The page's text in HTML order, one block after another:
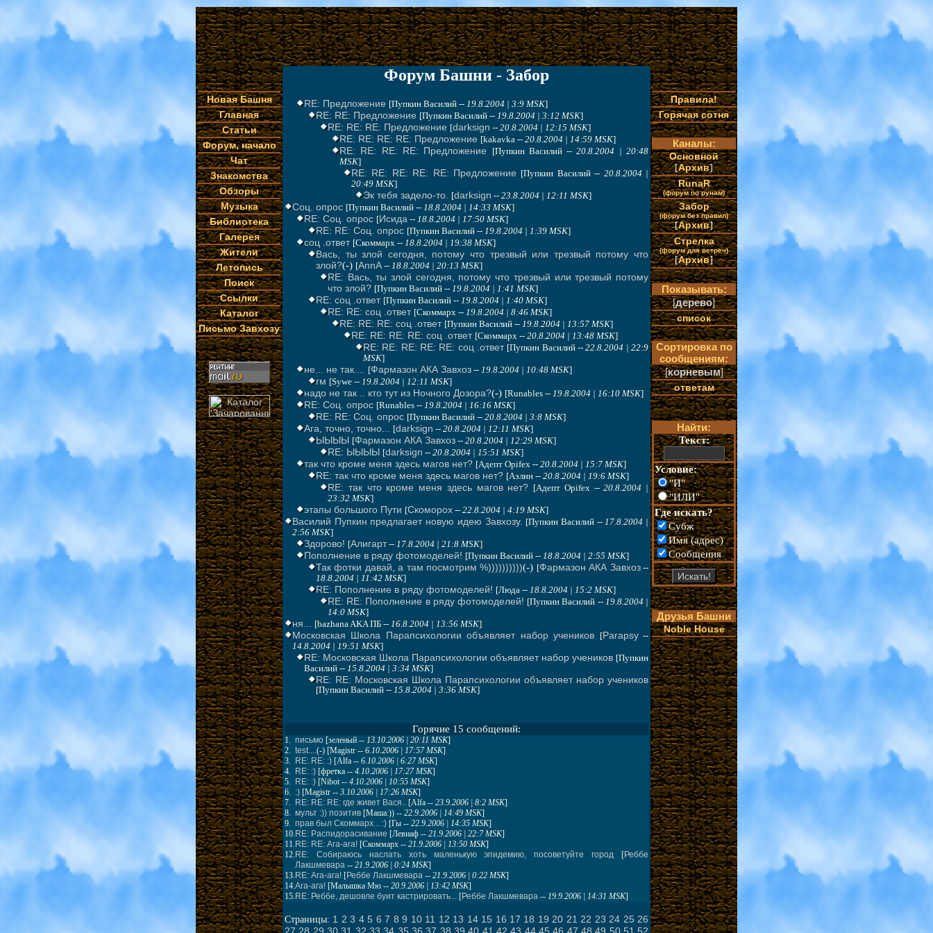
Новая Башня
Главная
Статьи
Форум, начало
Чат
Знакомства
Обзоры
Музыка
Библиотека
Галерея
Жители
Летопись
Поиск
Ссылки
Каталог
Письмо Завхозу
Форум Башни - Забор
RE: Предложение [Пупкин Василий -- 19.8.2004 | 3:9 MSK]
RE: RE: Предложение [Пупкин Василий -- 19.8.2004 | 3:12 MSK]
RE: RE: RE: Предложение [darksign -- 20.8.2004 | 12:15 MSK]
RE: RE: RE: RE: Предложение [kakavka -- 20.8.2004 | 14:59 MSK]
RE: RE: RE: RE: Предложение [Пупкин Василий --20.8.2004 | 20:48
MSK]
RE: RE: RE: RE: RE: Предложение [Пупкин Василий -- 20.8.2004 |
20:49 MSK]
Эк тебя задело-то. [darksign -- 23.8.2004 | 12:11 MSK]
Соц. опрос [Пупкин Василий -- 18.8.2004 | 14:33 MSK]
RE: Соц. опрос [Исида -- 18.8.2004 | 17:50 MSK]
RE: RE: Соц. опрос [Пупкин Василий -- 19.8.2004 | 1:39 MSK]
соц .ответ [Скоммарх -- 18.8.2004 | 19:38 MSK]
Вась, ты злой сегодня, потому что трезвый или трезвый потому что
злой?(-) [AnnA-- 18.8.2004 | 20:13 MSK]
RE: Вась, ты злой сегодня, потому что трезвый или трезвый потому
что злой? [Пупкин Василий -- 19.8.2004 | 1:41 MSK]
RE: соц .ответ [Пупкин Василий -- 19.8.2004 | 1:40 MSK]
RE: RE: соц .ответ [Скоммарх -- 19.8.2004 | 8:46 MSK]
RE: RE: RE: соц .ответ [Пупкин Василий -- 19.8.2004 | 13:57 MSK]
RE: RE: RE: RE: соц .ответ [Скоммарх -- 20.8.2004 | 13:48 MSK]
RE: RE: RE: RE: RE: соц .ответ [Пупкин Василий --22.8.2004 | 22:9
MSK]
не... не так.... [Фармазон АКА Завхоз -- 19.8.2004 | 10:48 MSK]
гм [Sywe -- 19.8.2004 | 12:11 MSK]
надо не так .. кто тут из Ночного Дозора?(-) [Runables -- 19.8.2004 | 16:10 MSK]
RE: Соц. опрос [Runables -- 19.8.2004 | 16:16 MSK]
RE: RE: Соц. опрос [Пупкин Василий -- 20.8.2004 | 3:8 MSK]
Ага, точно, точно... [darksign -- 20.8.2004 | 12:11 MSK]
ЫЫЫЫ [Фармазон АКА Завхоз -- 20.8.2004 | 12:29 MSK]
RE: ЫЫЫЫ [darksign -- 20.8.2004 | 15:51 MSK]
так что кроме меня здесь магов нет? [Адепт Opifex -- 20.8.2004 | 15:7 MSK]
RE: так что кроме меня здесь магов нет? [Аэлин -- 20.8.2004 | 19:6 MSK]
RE: так что кроме меня здесь магов нет? [Адепт Opifex --20.8.2004 |
23:32 MSK]
этапы большого Пути [Скоморох -- 22.8.2004 | 4:19 MSK]
Василий Пупкин предлагает новую идею Завхозу. [Пупкин Василий --17.8.2004 |
2:56 MSK]
Здорово! [Алигарт-- 17.8.2004 | 21:8 MSK]
Пополнение в ряду фотомоделей! [Пупкин Василий -- 18.8.2004 | 2:55 MSK]
Так фотки давай, а там посмотрим %))))))))))(-) [Фармазон АКА Завхоз--
18.8.2004 | 11:42 MSK]
RE: Пополнение в ряду фотомоделей! [Люда -- 18.8.2004 | 15:2 MSK]
RE: RE: Пополнение в ряду фотомоделей! [Пупкин Василий -- 19.8.2004 |
14:0 MSK]
ня... [bazhana AKA ПБ -- 16.8.2004 | 13:56 MSK]
Московская Школа Парапсихологии объявляет набор учеников [Parapsy--
14.8.2004 | 19:51 MSK]
RE: Московская Школа Парапсихологии объявляет набор учеников [Пупкин
Василий -- 15.8.2004 | 3:34 MSK]
RE: RE: Московская Школа Парапсихологии объявляет набор учеников
[Пупкин Василий -- 15.8.2004 | 3:36 MSK]
Правила!
Горячая сотня
Каналы:
Основной
[Архив]
RunaR
(форум по рунам)
Забор
(форум без правил)
[Архив]
Стрелка
(форум для встреч)
[Архив]
Показывать:
[дерево]
список
Сортировка по
сообщениям:
[корневым]
ответам
Найти:
Текст:
Условие:
"И"
"ИЛИ"
Где искать?
Субж
Имя (адрес)
Сообщения
Друзья Башни
Noble House
Горячие 15 сообщений:
1. письмо [зеленый -- 13.10.2006 | 20:11 MSK]
2. test....(-) [Magistr -- 6.10.2006 | 17:57 MSK]
3.
RE: RE: :) [Alfa -- 6.10.2006 | 6:27 MSK]
4.
RE: :) [фретка -- 4.10.2006 | 17:27 MSK]
5.
RE: :) [Nibot-- 4.10.2006 | 10:55 MSK]
6. :) [Magistr -- 3.10.2006 | 17:26 MSK]
7.
RE: RE: RE: где живет Вася.. [Alfa -- 23.9.2006 | 8:2 MSK]
8. мульт :)) позитив [Маша:)) -- 22.9.2006 | 14:49 MSK]
9. прав был Скоммарх... :) [Гы -- 22.9.2006 | 14:35 MSK]
10. RE: Распидорасивание [Левиаф -- 21.9.2006 | 22:7 MSK]
11. RE: RE: Ага-ага! [Скоммарх -- 21.9.2006 | 13:50 MSK]
12. RE: Собираюсь наслать хоть маленькую эпидемию, посоветуйте город [Реббе
Лакшмевара -- 21.9.2006 | 0:24 MSK]
13. RE: Ага-ага! [Реббе Лакшмевара -- 21.9.2006 | 0:22 MSK]
14.Ага-ага! [Малышка Мю -- 20.9.2006 | 13:42 MSK]
15. RE: Реббе, дешовле буит кастрировать... [Реббе Лакшмевара -- 19.9.2006 | 14:31 MSK]
Страницы: 1 2 3 4 5 6 7 8 9 10 11 12 13 14 15 16 17 18 19 20 21 22 23 24 25 26